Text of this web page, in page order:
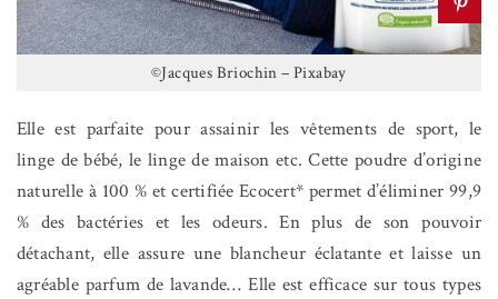
©Jacques Briochin – Pixabay
Elle est parfaite pour assainir les vêtements de sport, le
linge de bébé, le linge de maison etc. Cette poudre d’origine
naturelle à 100 % et certifiée Ecocert* permet d’éliminer 99,9
% des bactéries et les odeurs. En plus de son pouvoir
détachant, elle assure une blancheur éclatante et laisse un
agréable parfum de lavande… Elle est efficace sur tous types